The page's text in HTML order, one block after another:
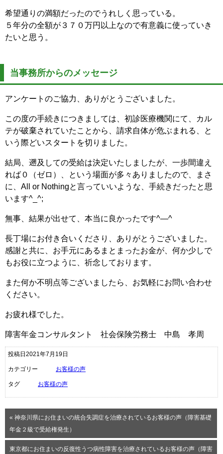
希望通りの満額だったのでうれしく思っている。
５年分の全額が３７０万円以上なので有意義に使っていき
たいと思う。
当事務所からのメッセージ
アンケートのご協力、ありがとうございました。
この度の手続きにつきましては、初診医療機関にて、カル
テが破棄されていたことから、請求自体が危ぶまれる、と
いう際どいスタートを切りました。
結局、遡及しての受給は決定いたしましたが、一歩間違え
れば０（ゼロ）、という場面が多々ありましたので、まさ
に、All or Nothingと言っていいような、手続きだったと思
います^_^;
無事、結果が出せて、本当に良かったです^―^
長丁場にお付き合いくださり、ありがとうございました。
感謝と共に、お手元にあるまとまったお金が、何か少しで
もお役に立つように、祈念しております。
また何か不明点等ございましたら、お気軽にお問い合わせ
ください。
お疲れ様でした。
障害年金コンサルタント 社会保険労務士 中島 孝周
投稿日2021年7月19日
カテゴリー お客様の声
タグ お客様の声
« 神奈川県にお住まいの統合失調症を治療されているお客様の声（障害基礎
年金２級で受給権発生）
東京都にお住まいの反復性うつ病性障害を治療されているお客様の声（障害